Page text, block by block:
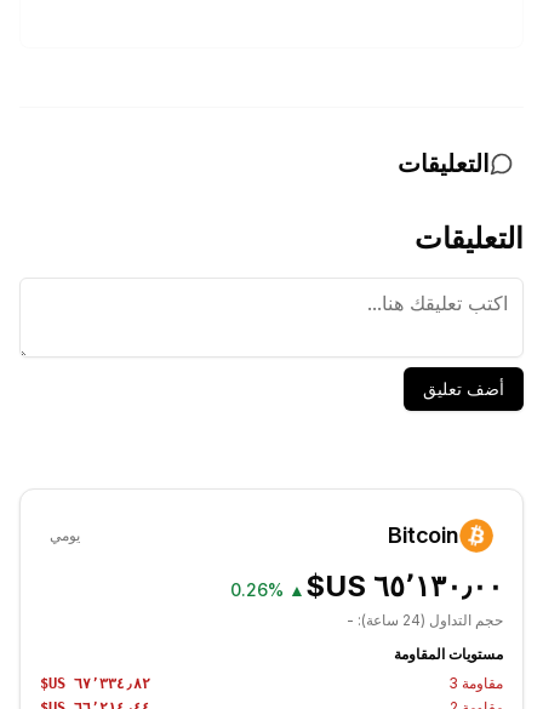
التعليقات
التعليقات
أضف تعليق
Bitcoin يومي
▲
0.26%
حجم التداول (24 ساعة):
-
مستويات المقاومة
مقاومة 3